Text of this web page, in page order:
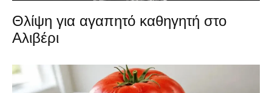
Θλίψη για αγαπητό καθηγητή στο
Αλιβέρι